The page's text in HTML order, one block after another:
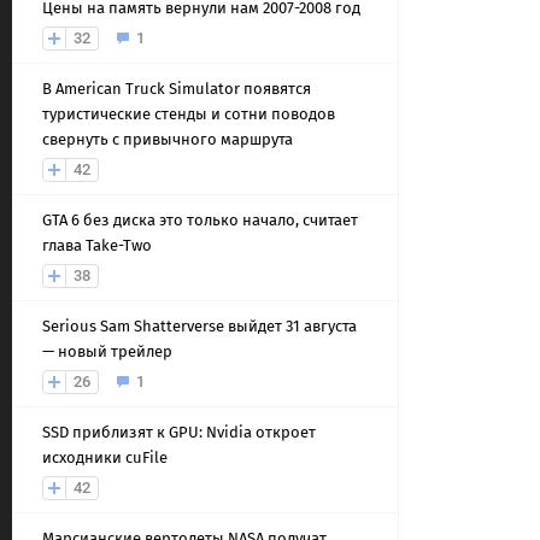
Цены на память вернули нам 2007-2008 год
32
1
В American Truck Simulator появятся
туристические стенды и сотни поводов
свернуть с привычного маршрута
42
GTA 6 без диска это только начало, считает
глава Take-Two
38
Serious Sam Shatterverse выйдет 31 августа
— новый трейлер
26
1
SSD приблизят к GPU: Nvidia откроет
исходники cuFile
42